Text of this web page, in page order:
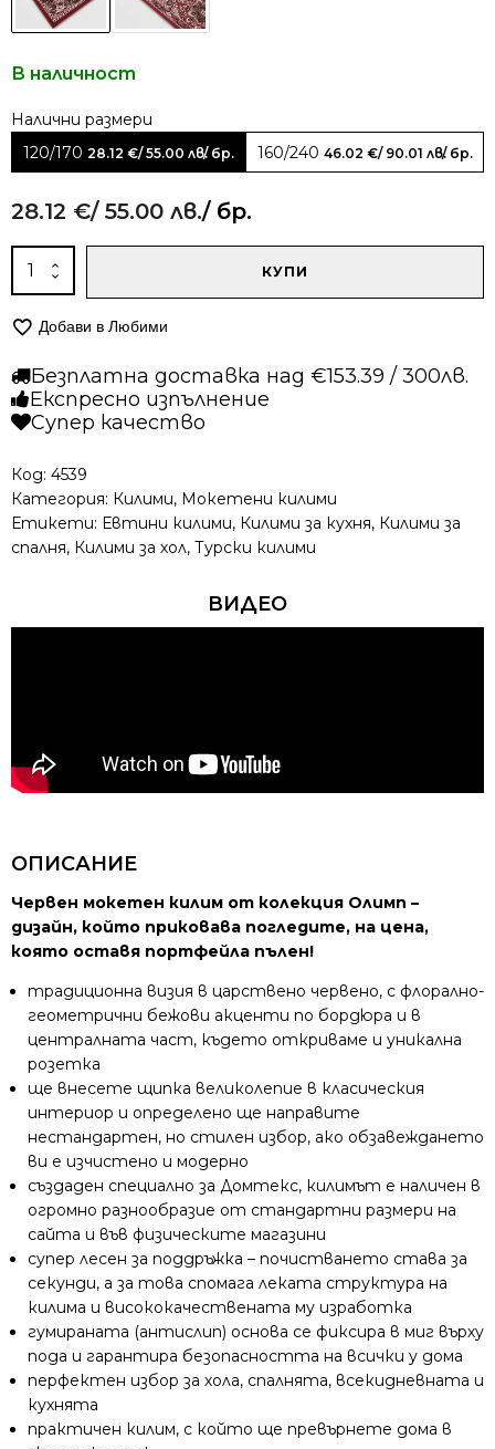
В наличност
120/170 28.12 €/ 55.00 лв./ бр. 160/240 46.02 €/ 90.01 лв./ бр.
28.12 €/ 55.00 лв./ бр.
количество
килим
Олимп
2430
Червен
КУПИ
Alternative:
Добави в Любими
Безплатна доставка над €153.39 / 300лв.
Експресно изпълнение
Супер качество
Код: 4539
Категория: Килими, Мокетени килими
Етикети: Евтини килими, Килими за кухня, Килими за
спалня, Килими за хол, Турски килими
ВИДЕО
ОПИСАНИЕ
Червен мокетен килим от колекция Олимп –
дизайн, който приковава погледите, на цена,
която оставя портфейла пълен!
традиционна визия в царствено червено, с флорално-
геометрични бежови акценти по бордюра и в
централната част, където откриваме и уникална
розетка
ще внесете щипка великолепие в класическия
интериор и определено ще направите
нестандартен, но стилен избор, ако обзавеждането
ви е изчистено и модерно
създаден специално за Домтекс, килимът е наличен в
огромно разнообразие от стандартни размери на
сайта и във физическите магазини
супер лесен за поддръжка – почистването става за
секунди, а за това спомага леката структура на
килима и висококачествената му изработка
гумираната (антислип) основа се фиксира в миг върху
пода и гарантира безопасността на всички у дома
перфектен избор за хола, спалнята, всекидневната и
кухнята
практичен килим, с който ще превърнете дома в